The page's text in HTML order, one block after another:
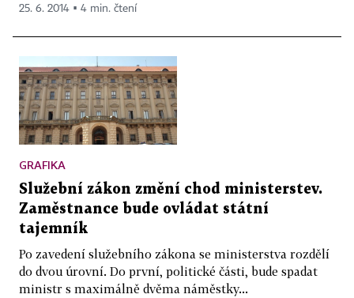
25. 6. 2014 ▪ 4 min. čtení
GRAFIKA
Služební zákon změní chod ministerstev.
Zaměstnance bude ovládat státní
tajemník
Po zavedení služebního zákona se ministerstva rozdělí
do dvou úrovní. Do první, politické části, bude spadat
ministr s maximálně dvěma náměstky...